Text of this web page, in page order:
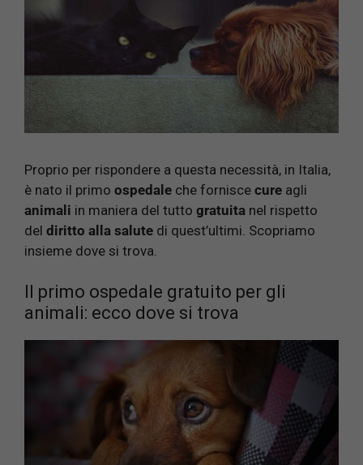
Proprio per rispondere a questa necessità, in Italia,
è nato il primo ospedale che fornisce cure agli
animali in maniera del tutto gratuita nel rispetto
del diritto alla salute di quest’ultimi. Scopriamo
insieme dove si trova.
Il primo ospedale gratuito per gli
animali: ecco dove si trova